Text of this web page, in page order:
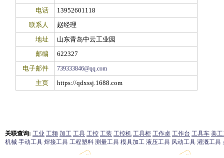
电话
13952601118
联系人
赵经理
地址
山东青岛中云工业园
邮编
622327
电子邮件
739333846@qq.com
主页 https://qdxssj.1688.com